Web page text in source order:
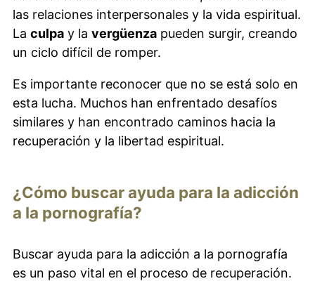
las relaciones interpersonales y la vida espiritual.
La culpa y la vergüenza pueden surgir, creando
un ciclo difícil de romper.
Es importante reconocer que no se está solo en
esta lucha. Muchos han enfrentado desafíos
similares y han encontrado caminos hacia la
recuperación y la libertad espiritual.
¿Cómo buscar ayuda para la adicción
a la pornografía?
Buscar ayuda para la adicción a la pornografía
es un paso vital en el proceso de recuperación.